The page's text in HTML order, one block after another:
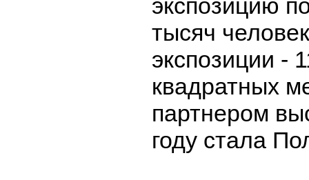
экспозицию
тысяч
экспозиции -
квадратных
партнером
году стала